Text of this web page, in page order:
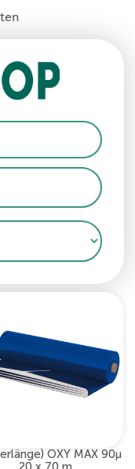
OXY MAX 90µ